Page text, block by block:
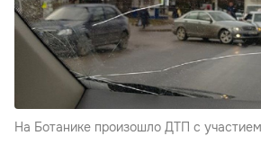
На Ботанике произошло ДТП с